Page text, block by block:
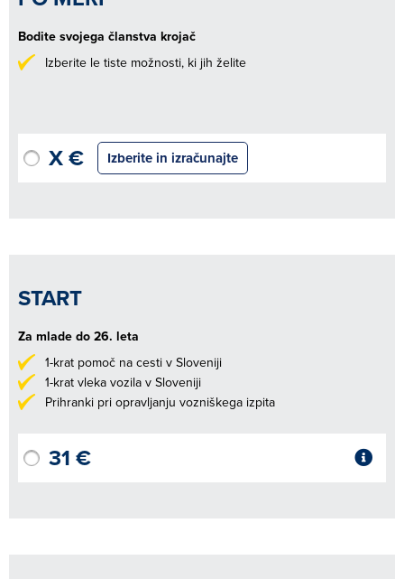
Bodite svojega članstva krojač
Izberite le tiste možnosti, ki jih želite
X € Izberite in izračunajte
START
Za mlade do 26. leta
1-krat pomoč na cesti v Sloveniji
1-krat vleka vozila v Sloveniji
Prihranki pri opravljanju vozniškega izpita
31 €